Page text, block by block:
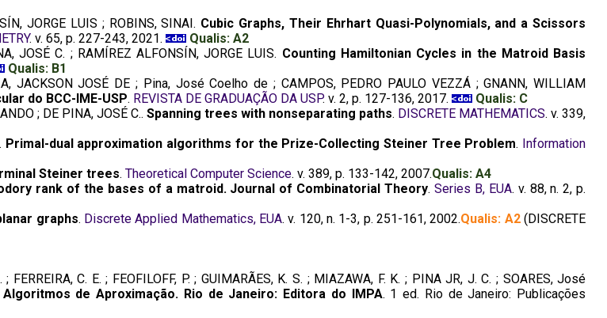
JORGE LUIS ; ROBINS, SINAI. Cubic Graphs, Their Ehrhart Quasi-Polynomials, and a Scissors
. v. 65, p. 227-243, 2021.
Qualis: A2
JOSÉ C. ; RAMÍREZ ALFONSÍN, JORGE LUIS. Counting Hamiltonian Cycles in the Matroid Basis
Qualis: B1
JACKSON JOSÉ DE ; Pina, José Coelho de ; CAMPOS, PEDRO PAULO VEZZÁ ; GNANN, WILLIAM
do BCC-IME-USP. REVISTA DE GRADUAÇÃO DA USP. v. 2, p. 127-136, 2017.
Qualis: C
; DE PINA, JOSÉ C..Spanning trees with nonseparating paths. DISCRETE MATHEMATICS. v. 339,
Primal-dual approximation algorithms for the Prize-Collecting Steiner Tree Problem. Information
Steiner trees. Theoretical Computer Science. v. 389, p. 133-142, 2007.Qualis: A4
rank of the bases of a matroid. Journal of Combinatorial Theory. Series B, EUA. v. 88, n. 2, p.
graphs. Discrete Applied Mathematics, EUA. v. 120, n. 1-3, p. 251-161, 2002.Qualis: A2(DISCRETE
FERREIRA, C. E. ; FEOFILOFF, P. ; GUIMARÃES, K. S. ; MIAZAWA, F. K. ; PINA JR, J. C. ; SOARES, José
de Aproximação. Rio de Janeiro: Editora do IMPA. 1 ed. Rio de Janeiro: Publicações